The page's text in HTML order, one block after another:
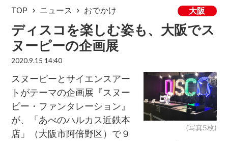
TOP ニュース おでかけ 大阪
ディスコを楽しむ姿も、大阪でス
ヌーピーの企画展
2020.9.15 14:40
(写真5枚)
スヌーピーとサイエンスアー
トがテーマの企画展『スヌー
ピー・ファンタレーション』
が、「あべのハルカス近鉄本
店」（大阪市阿倍野区）で９